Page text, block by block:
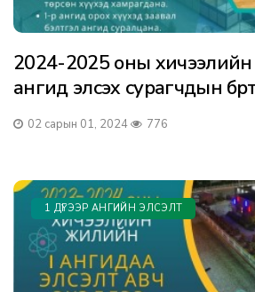
2024-2025 оны
ангид элсэх сурагчдын
02 сарын 01, 2024 776
1 ДҮГЭЭР АНГИЙН ЭЛСЭЛТ